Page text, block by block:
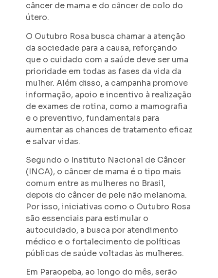
câncer de mama e do câncer de colo do
útero.
O Outubro Rosa busca chamar a atenção
da sociedade para a causa, reforçando
que o cuidado com a saúde deve ser uma
prioridade em todas as fases da vida da
mulher. Além disso, a campanha promove
informação, apoio e incentivo à realização
de exames de rotina, como a mamografia
e o preventivo, fundamentais para
aumentar as chances de tratamento eficaz
e salvar vidas.
Segundo o Instituto Nacional de Câncer
(INCA), o câncer de mama é o tipo mais
comum entre as mulheres no Brasil,
depois do câncer de pele não melanoma.
Por isso, iniciativas como o Outubro Rosa
são essenciais para estimular o
autocuidado, a busca por atendimento
médico e o fortalecimento de políticas
públicas de saúde voltadas às mulheres.
Em Paraopeba, ao longo do mês, serão